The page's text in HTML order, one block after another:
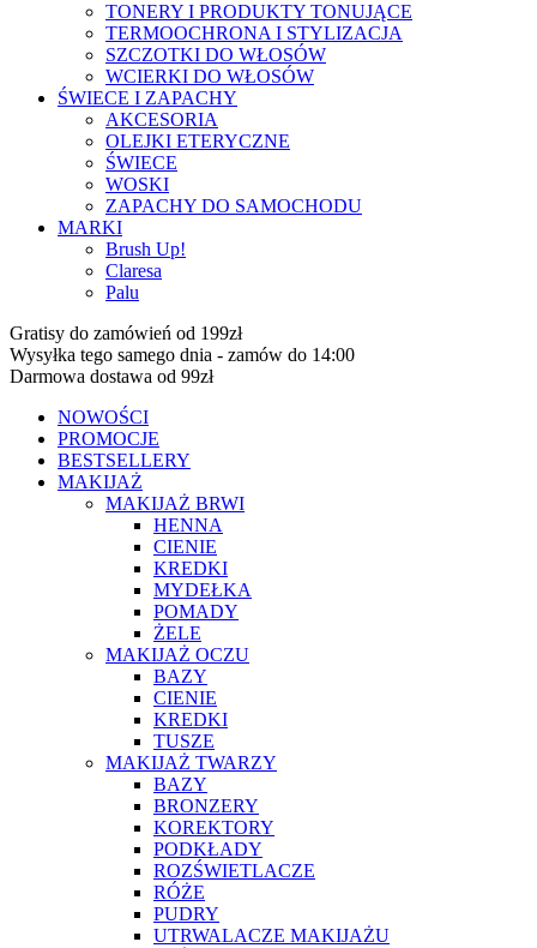
TONERY I PRODUKTY TONUJĄCE
TERMOOCHRONA I STYLIZACJA
SZCZOTKI DO WŁOSÓW
WCIERKI DO WŁOSÓW
ŚWIECE I ZAPACHY
AKCESORIA
OLEJKI ETERYCZNE
ŚWIECE
WOSKI
ZAPACHY DO SAMOCHODU
MARKI
Brush Up!
Claresa
Palu
Gratisy do zamówień od 199zł
Wysyłka tego samego dnia - zamów do 14:00
Darmowa dostawa od 99zł
NOWOŚCI
PROMOCJE
BESTSELLERY
MAKIJAŻ
MAKIJAŻ BRWI
HENNA
CIENIE
KREDKI
MYDEŁKA
POMADY
ŻELE
MAKIJAŻ OCZU
BAZY
CIENIE
KREDKI
TUSZE
MAKIJAŻ TWARZY
BAZY
BRONZERY
KOREKTORY
PODKŁADY
ROZŚWIETLACZE
RÓŻE
PUDRY
UTRWALACZE MAKIJAŻU